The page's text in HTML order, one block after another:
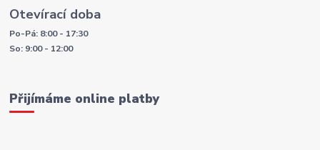
Otevírací doba
Po-Pá: 8:00 - 17:30
So: 9:00 - 12:00
Přijímáme online platby